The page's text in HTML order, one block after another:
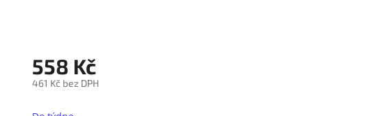
558 Kč
461 Kč bez DPH